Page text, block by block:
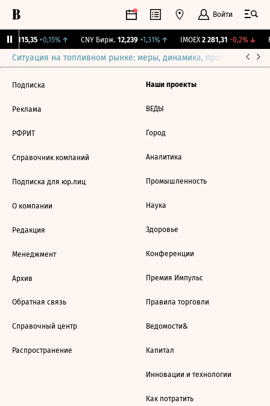
Войти
115,35 +0,15%↑ CNY Бирж. 12,239 +1,31%↑ IMOEX 2 281,31 -0,2%↓
Ситуация на топливном рынке: меры, динамика, прогнозы
Подписка
Реклама
РФРИТ
Справочник компаний
Подписка для юр.лиц
О компании
Редакция
Менеджмент
Архив
Обратная связь
Справочный центр
Распространение
Наши проекты
ВЕДЫ
Город
Аналитика
Промышленность
Наука
Здоровье
Конференции
Премия Импульс
Правила торговли
Ведомости&
Капитал
Инновации и технологии
Как потратить